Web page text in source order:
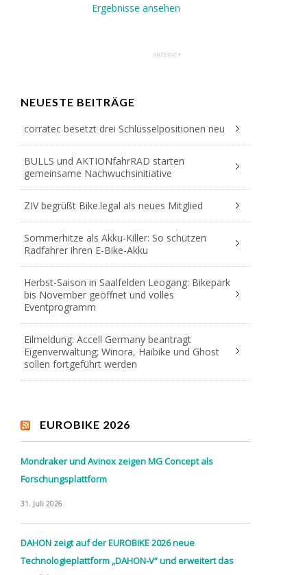
Ergebnisse ansehen
NEUESTE BEITRÄGE
corratec besetzt drei Schlüsselpositionen neu
BULLS und AKTIONfahrRAD starten
gemeinsame Nachwuchsinitiative
ZIV begrüßt Bike.legal als neues Mitglied
Sommerhitze als Akku-Killer: So schützen
Radfahrer ihren E-Bike-Akku
Herbst-Saison in Saalfelden Leogang: Bikepark
bis November geöffnet und volles
Eventprogramm
Eilmeldung: Accell Germany beantragt
Eigenverwaltung; Winora, Haibike und Ghost
sollen fortgeführt werden
EUROBIKE 2026
Mondraker und Avinox zeigen MG Concept als
Forschungsplattform
31. Juli 2026
DAHON zeigt auf der EUROBIKE 2026 neue
Technologieplattform „DAHON-V“ und erweitert das